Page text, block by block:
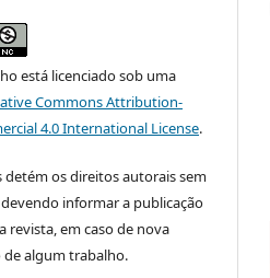
está licenciado sob uma
Commons Attribution-
4.0 International License.
detém os direitos autorais sem
informar a publicação
revista, em caso de nova
de algum trabalho.